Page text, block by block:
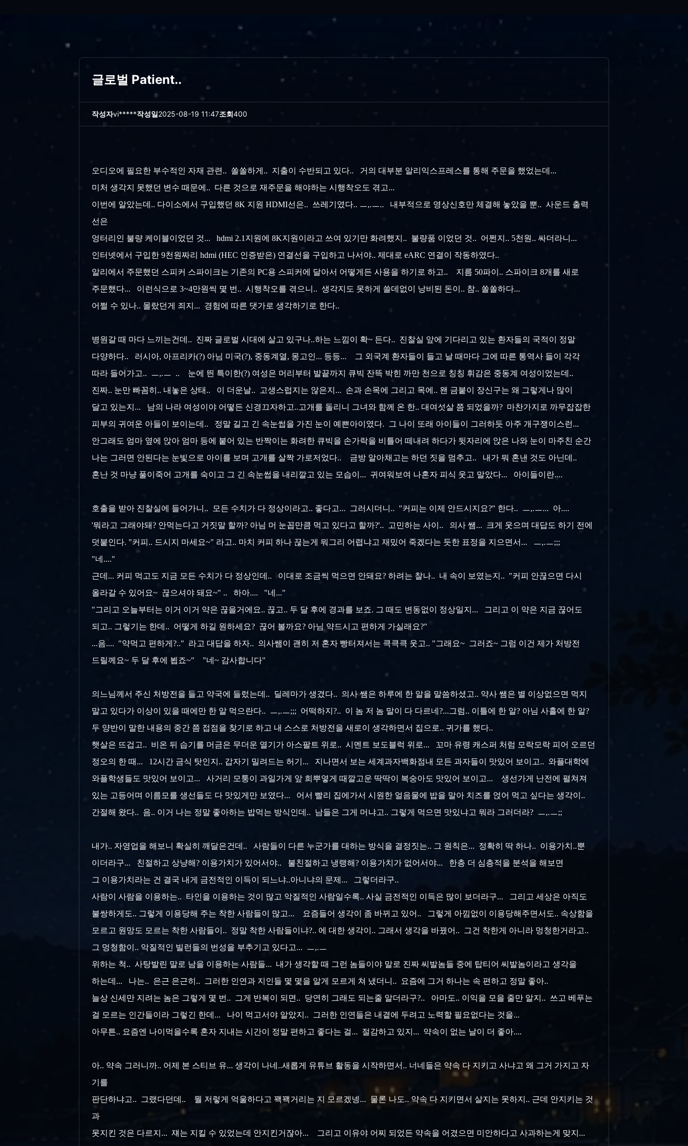
글로벌 Patient..
작성자vi*****작성일2025-08-19 11:47조회400
오디오에 필요한 부수적인 자재 관련.. 쏠쏠하게.. 지출이 수반되고 있다.. 거의 대부분 알리익스프레스를 통해 주문을 했었는데...
미처 생각지 못했던 변수 때문에.. 다른 것으로 재주문을 해야하는 시행착오도 겪고...
이번에 알았는데.. 다이소에서 구입했던 8K 지원 HDMI선은.. 쓰레기였다.. ㅡ,.ㅡ.. 내부적으로 영상신호만 체결해 놓았을 뿐.. 사운드 출력
선은
엉터리인 불량 케이블이었던 것... hdmi 2.1지원에 8K지원이라고 쓰여 있기만 화려했지.. 불량품 이었던 것.. 어쩐지.. 5천원.. 싸더라니...
인터넷에서 구입한 9천원짜리 hdmi (HEC 인증받은) 연결선을 구입하고 나서야.. 제대로 eARC 연결이 작동하였다..
알리에서 주문했던 스피커 스파이크는 기존의 PC용 스피커에 달아서 어떻게든 사용을 하기로 하고.. 지름 50파이.. 스파이크 8개를 새로
주문했다... 이런식으로 3~4만원씩 몇 번.. 시행착오를 겪으니.. 생각지도 못하게 쓸데없이 낭비된 돈이.. 참.. 쏠쏠하다...
어쩔 수 있나.. 몰랐던게 죄지... 경험에 따른 댓가로 생각하기로 한다..
병원갈 때 마다 느끼는건데.. 진짜 글로벌 시대에 살고 있구나..하는 느낌이 확~ 든다.. 진찰실 앞에 기다리고 있는 환자들의 국적이 정말
다양하다.. 러시아, 아프리카(?) 아님 미국(?), 중동계열, 몽고인... 등등... 그 외국계 환자들이 들고 날 때마다 그에 따른 통역사 들이 각각
따라 들어가고.. ㅡ,.ㅡ .. 눈에 띈 특이한(?) 여성은 머리부터 발끝까지 큐빅 잔뜩 박힌 까만 천으로 칭칭 휘감은 중동계 여성이었는데..
진짜.. 눈만 빠꼼히.. 내놓은 상태.. 이 더운날.. 고생스럽지는 않은지... 손과 손목에 그리고 목에.. 왠 금붙이 장신구는 왜 그렇게나 많이
달고 있는지... 남의 나라 여성이야 어떻든 신경끄자하고..고개를 돌리니 그녀와 함께 온 한.. 대여섯살 쯤 되었을까? 마찬가지로 까무잡잡한
피부의 귀여운 아들이 보이는데.. 정말 길고 긴 속눈썹을 가진 눈이 예쁜아이였다. 그 나이 또래 아이들이 그러하듯 아주 개구쟁이스런...
안그래도 엄마 옆에 앉아 엄마 등에 붙어 있는 반짝이는 화려한 큐빅을 손가락을 비틀어 떼내려 하다가 뒷자리에 앉은 나와 눈이 마주친 순간
나는 그러면 안된다는 눈빛으로 아이를 보며 고개를 살짝 가로저었다.. 금방 알아채고는 하던 짓을 멈추고.. 내가 뭐 혼낸 것도 아닌데..
혼난 것 마냥 풀이죽어 고개를 숙이고 그 긴 속눈썹을 내리깔고 있는 모습이... 귀여워보여 나혼자 피식 웃고 말았다... 아이들이란....
호출을 받아 진찰실에 들어가니.. 모든 수치가 다 정상이라고.. 좋다고... 그러시더니.. "커피는 이제 안드시지요?" 한다.. ㅡ,.ㅡ... 아....
'뭐라고 그래야돼? 안먹는다고 거짓말 할까? 아님 머 눈꼽만큼 먹고 있다고 할까?'.. 고민하는 사이.. 의사 쌤... 크게 웃으며 대답도 하기 전에
덧붙인다. "커피.. 드시지 마세요~" 라고.. 마치 커피 하나 끊는게 뭐그리 어렵냐고 재밌어 죽겠다는 듯한 표정을 지으면서... ㅡ,.ㅡ;;;
"네...."
근데... 커피 먹고도 지금 모든 수치가 다 정상인데.. 이대로 조금씩 먹으면 안돼요? 하려는 찰나.. 내 속이 보였는지.. "커피 안끊으면 다시
올라갈 수 있어요~ 끊으셔야 돼요~" .. 하아.... "네..."
"그리고 오늘부터는 이거 이거 약은 끊을거에요.. 끊고.. 두 달 후에 경과를 보죠. 그 때도 변동없이 정상일지... 그리고 이 약은 지금 끊어도
되고.. 그렇기는 한데.. 어떻게 하길 원하세요? 끊어 볼까요? 아님 약드시고 편하게 가실래요?"
...음.... "약먹고 편하게?.." 라고 대답을 하자.. 의사쌤이 괜히 저 혼자 빵터져서는 큭큭큭 웃고.. "그래요~ 그러죠~ 그럼 이건 제가 처방전
드릴께요~ 두 달 후에 뵙죠~" "네~ 감사합니다"
의느님께서 주신 처방전을 들고 약국에 들렀는데.. 딜레마가 생겼다.. 의사 쌤은 하루에 한 알을 말씀하셨고.. 약사 쌤은 별 이상없으면 먹지
말고 있다가 이상이 있을 때에만 한 알 먹으란다.. ㅡ,.ㅡ;;; 어떡하지?.. 이 놈 저 놈 말이 다 다르네?...그럼.. 이틀에 한 알? 아님 사흘에 한 알?
두 양반이 말한 내용의 중간 쯤 접점을 찾기로 하고 내 스스로 처방전을 새로이 생각하면서 집으로.. 귀가를 했다..
햇살은 뜨겁고.. 비온 뒤 습기를 머금은 무더운 열기가 아스팔트 위로.. 시멘트 보도블럭 위로... 꼬마 유령 캐스퍼 처럼 모락모락 피어 오르던
정오의 한 때... 12시간 금식 탓인지.. 갑자기 밀려드는 허기... 지나면서 보는 세계과자백화점내 모든 과자들이 맛있어 보이고.. 와플대학에
와플학생들도 맛있어 보이고... 사거리 모퉁이 과일가게 앞 희뿌옇게 때깔고운 딱딱이 복숭아도 맛있어 보이고... 생선가게 난전에 펼쳐져
있는 고등어며 이름모를 생선들도 다 맛있게만 보였다... 어서 빨리 집에가서 시원한 얼음물에 밥을 말아 치즈를 얹어 먹고 싶다는 생각이..
간절해 왔다.. 음.. 이거 나는 정말 좋아하는 밥먹는 방식인데.. 남들은 그게 머냐고.. 그렇게 먹으면 맛있냐고 뭐라 그러더라? ㅡ,.ㅡ;;
내가.. 자영업을 해보니 확실히 깨달은건데.. 사람들이 다른 누군가를 대하는 방식을 결정짓는.. 그 원칙은... 정확히 딱 하나.. 이용가치..뿐
이더라구... 친절하고 상냥해? 이용가치가 있어서야.. 불친절하고 냉랭해? 이용가치가 없어서야... 한층 더 심층적을 분석을 해보면
그 이용가치라는 건 결국 내게 금전적인 이득이 되느냐..아니냐의 문제... 그렇더라구..
사람이 사람을 이용하는.. 타인을 이용하는 것이 많고 악질적인 사람일수록.. 사실 금전적인 이득은 많이 보더라구... 그리고 세상은 아직도
불쌍하게도.. 그렇게 이용당해 주는 착한 사람들이 많고... 요즘들어 생각이 좀 바뀌고 있어.. 그렇게 아낌없이 이용당해주면서도.. 속상함을
모르고 원망도 모르는 착한 사람들이.. 정말 착한 사람들이냐?.. 에 대한 생각이.. 그래서 생각을 바꿨어.. 그건 착한게 아니라 멍청한거라고..
그 멍청함이.. 악질적인 빌런들의 번성을 부추기고 있다고... ㅡ,.ㅡ
위하는 척.. 사탕발린 말로 남을 이용하는 사람들... 내가 생각할 때 그런 놈들이야 말로 진짜 씨발놈들 중에 탑티어 씨발놈이라고 생각을
하는데... 나는.. 은근 은근히.. 그러한 인연과 지인들 몇 몇을 알게 모르게 쳐 냈더니.. 요즘에 그거 하나는 속 편하고 정말 좋아..
늘상 신세만 지려는 놈은 그렇게 몇 번.. 그게 반복이 되면.. 당연히 그래도 되는줄 알더라구?.. 아마도.. 이익을 모을 줄만 알지.. 쓰고 베푸는
걸 모르는 인간들이라 그렇긴 한데... 나이 먹고서야 알았지.. 그러한 인연들은 내곁에 두려고 노력할 필요없다는 것을...
아무튼.. 요즘엔 나이먹을수록 혼자 지내는 시간이 정말 편하고 좋다는 걸... 절감하고 있지... 약속이 없는 날이 더 좋아....
아.. 약속 그러니까.. 어제 본 스티브 유... 생각이 나네..새 롭게 유튜브 활동을 시작하면서.. 너네들은 약속 다 지키고 사냐고 왜 그거 가지고 자
기를
판단하냐고.. 그랬다던데.. 뭘 저렇게 억울하다고 꽥꽥거리는 지 모르겠넹... 물론 나도.. 약속 다 지키면서 살지는 못하지.. 근데 안지키는 것
과
못지킨 것은 다르지... 쟤는 지킬 수 있었는데 안지킨거잖아... 그리고 이유야 어찌 되었든 약속을 어겼으면 미안하다고 사과하는게 맞지...